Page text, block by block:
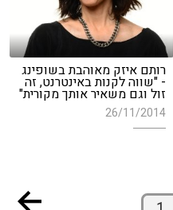
רותם איזק מאוהבת בשופינג
- "שווה לקנות באינטרנט, זה
זול וגם משאיר אותך מקורית"
26/11/2014